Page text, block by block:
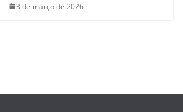
3 de março de 2026